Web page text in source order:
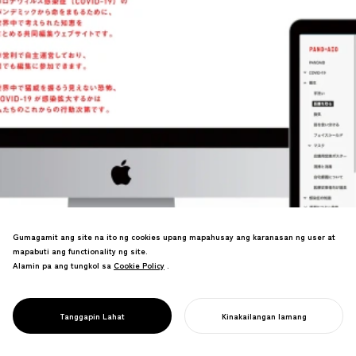
PROJECT
PANDAID
Collaborative wiki para sa pandemic
driven movement para sa infection
prevention.
SIMULAN ANG INYONG PROYEKTO
Gumagamit ang site na ito ng cookies upang mapahusay ang karanasan ng user at
mapabuti ang functionality ng site.
Alamin pa ang tungkol sa Cookie Policy
Cookie Policy .
Tanggapin Lahat Kinakailangan lamang